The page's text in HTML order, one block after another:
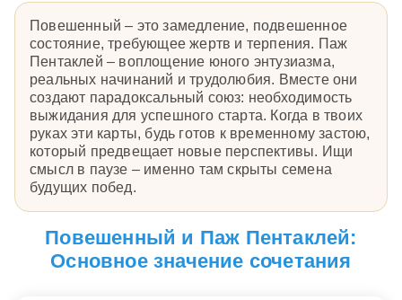
Повешенный – это замедление, подвешенное
состояние, требующее жертв и терпения. Паж
Пентаклей – воплощение юного энтузиазма,
реальных начинаний и трудолюбия. Вместе они
создают парадоксальный союз: необходимость
выжидания для успешного старта. Когда в твоих
руках эти карты, будь готов к временному застою,
который предвещает новые перспективы. Ищи
смысл в паузе – именно там скрыты семена
будущих побед.
Повешенный и Паж Пентаклей:
Основное значение сочетания